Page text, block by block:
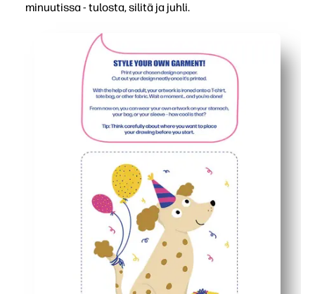
minuutissa - tulosta, silitä ja juhli.
Zero-prep -käsityö - käytä suosikkisirautettavaa
Lasten hyväksymä muotoilu lisää jännitystä ja saa
Joustava T-paitoihin, laukkuihin, esiliinoihin ja
Helppo muokata - tulosta tarvitsemasi koko ja tee